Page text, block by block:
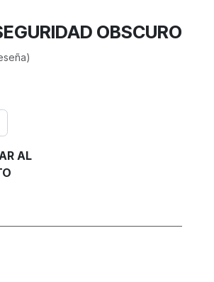
OBSCURO
AL